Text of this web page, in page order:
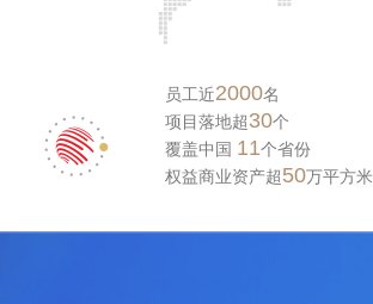
员工近2000名
项目落地超30个
覆盖中国 11个省份
权益商业资产超50万平方米